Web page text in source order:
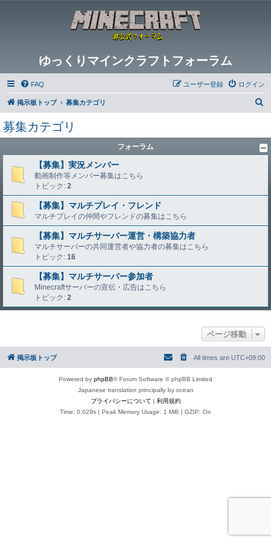
ゆっくりマインクラフトフォーラム
FAQ ログイン
ユーザー登録
掲示板トップ 募集カテゴリ
募集カテゴリ
フォーラム
【募集】実況メンバー
動画制作等メンバー募集はこちら
トピック: 2
【募集】マルチプレイ・フレンド
マルチプレイの仲間やフレンドの募集はこちら
【募集】マルチサーバー運営・構築協力者
マルチサーバーの共同運営者や協力者の募集はこちら
トピック: 16
【募集】マルチサーバー参加者
Minecraftサーバーの宣伝・広告はこちら
トピック: 2
ページ移動
掲示板トップ All times are UTC+09:00
Powered by phpBB® Forum Software © phpBB Limited
Japanese translation principally by ocean
プライバシーについて | 利用規約
Time: 0.029s | Peak Memory Usage: 1 MiB | GZIP: On